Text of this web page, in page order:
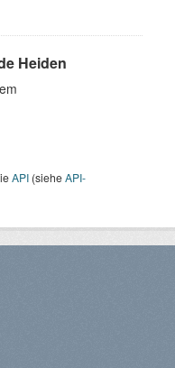
Heiden
API (sieheAPI-